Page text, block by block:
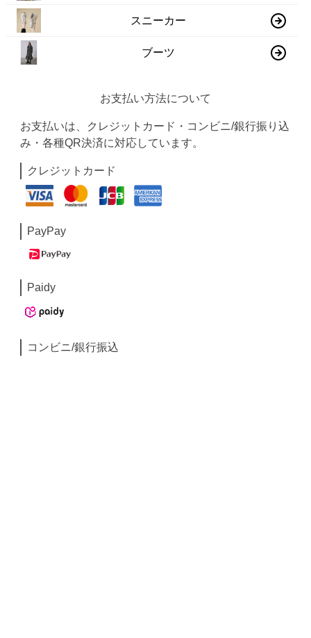
スニーカー
ブーツ
お支払い方法について
お支払いは、クレジットカード・コンビニ/銀行振り込
み・各種QR決済に対応しています。
クレジットカード
PayPay
Paidy
コンビニ/銀行振込